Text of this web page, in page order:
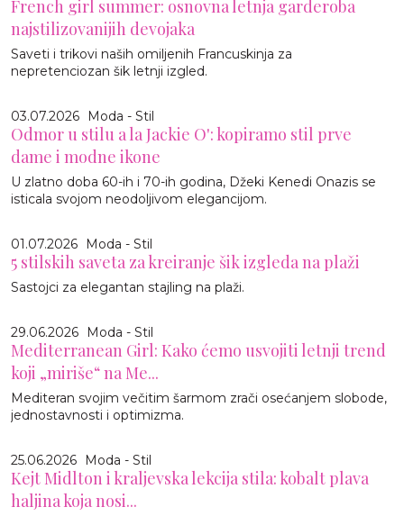
French girl summer: osnovna letnja garderoba
najstilizovanijih devojaka
Saveti i trikovi naših omiljenih Francuskinja za
nepretenciozan šik letnji izgled.
03.07.2026 Moda - Stil
Odmor u stilu a la Jackie O': kopiramo stil prve
dame i modne ikone
U zlatno doba 60-ih i 70-ih godina, Džeki Kenedi Onazis se
isticala svojom neodoljivom elegancijom.
01.07.2026 Moda - Stil
5 stilskih saveta za kreiranje šik izgleda na plaži
Sastojci za elegantan stajling na plaži.
29.06.2026 Moda - Stil
Mediterranean Girl: Kako ćemo usvojiti letnji trend
koji „miriše“ na Me...
Mediteran svojim večitim šarmom zrači osećanjem slobode,
jednostavnosti i optimizma.
25.06.2026 Moda - Stil
Kejt Midlton i kraljevska lekcija stila: kobalt plava
haljina koja nosi...